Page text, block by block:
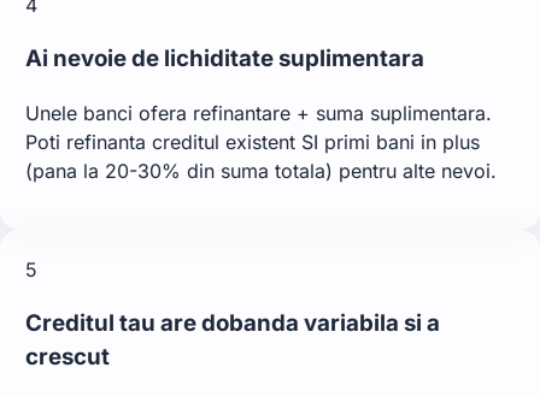
4
Ai nevoie de lichiditate suplimentara
Unele banci ofera refinantare + suma suplimentara.
Poti refinanta creditul existent SI primi bani in plus
(pana la 20-30% din suma totala) pentru alte nevoi.
5
Creditul tau are dobanda variabila si a
crescut